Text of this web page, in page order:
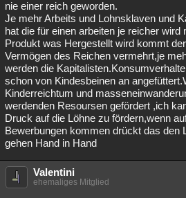
nie einer reich geworden.
Je mehr Arbeits und Lohnsklaven und
hat die für einen arbeiten je reicher wird
Produkt was Hergestellt wird kommt
Vermögen des Reichen vermehrt,je
werden die
schon von Kindesbeinen an
Kinderreichtum und
werdenden Resoursen gefördert ,ich
Druck auf die Löhne zu fördern,wenn
Bewerbungen kommen drückt das den
gehen Hand in Hand
Valentini
ehemaliges Mitglied